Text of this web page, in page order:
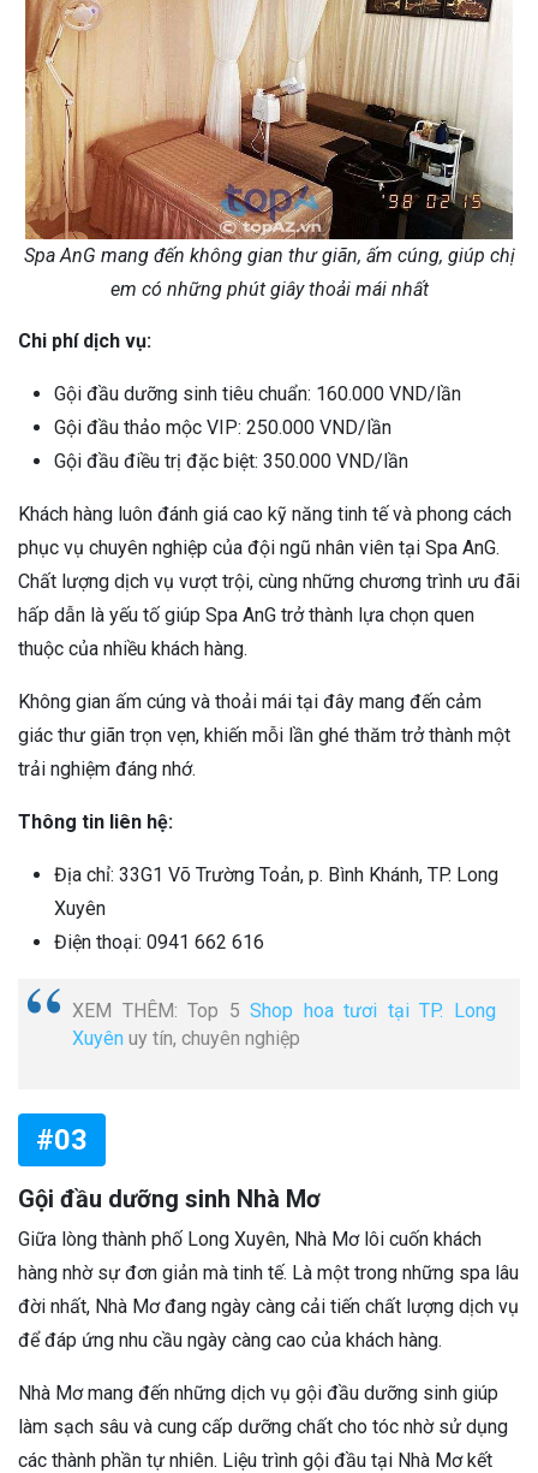
Spa AnG mang đến không gian thư giãn, ấm cúng, giúp chị
em có những phút giây thoải mái nhất
Chi phí dịch vụ:
Gội đầu dưỡng sinh tiêu chuẩn: 160.000 VND/lần
Gội đầu thảo mộc VIP: 250.000 VND/lần
Gội đầu điều trị đặc biệt: 350.000 VND/lần
Khách hàng luôn đánh giá cao kỹ năng tinh tế và phong cách
phục vụ chuyên nghiệp của đội ngũ nhân viên tại Spa AnG.
Chất lượng dịch vụ vượt trội, cùng những chương trình ưu đãi
hấp dẫn là yếu tố giúp Spa AnG trở thành lựa chọn quen
thuộc của nhiều khách hàng.
Không gian ấm cúng và thoải mái tại đây mang đến cảm
giác thư giãn trọn vẹn, khiến mỗi lần ghé thăm trở thành một
trải nghiệm đáng nhớ.
Thông tin liên hệ:
Địa chỉ: 33G1 Võ Trường Toản, p. Bình Khánh, TP. Long
Xuyên
Điện thoại: 0941 662 616
XEM THÊM: Top 5Shop hoa tươi tại TP. Long
Xuyên uy tín, chuyên nghiệp
#03
Gội đầu dưỡng sinh Nhà Mơ
Giữa lòng thành phố Long Xuyên, Nhà Mơ lôi cuốn khách
hàng nhờ sự đơn giản mà tinh tế. Là một trong những spa lâu
đời nhất, Nhà Mơ đang ngày càng cải tiến chất lượng dịch vụ
để đáp ứng nhu cầu ngày càng cao của khách hàng.
Nhà Mơ mang đến những dịch vụ gội đầu dưỡng sinh giúp
làm sạch sâu và cung cấp dưỡng chất cho tóc nhờ sử dụng
các thành phần tự nhiên. Liệu trình gội đầu tại Nhà Mơ kết